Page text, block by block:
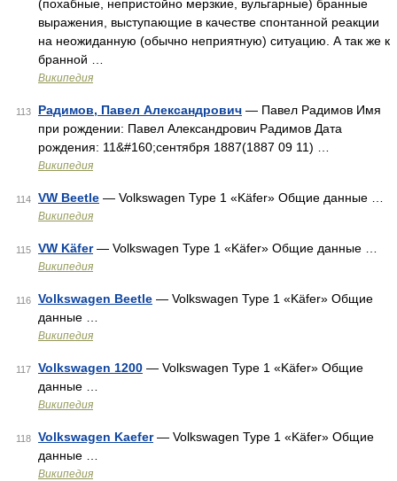
(похабные, непристойно мерзкие, вульгарные) бранные
выражения, выступающие в качестве спонтанной реакции
на неожиданную (обычно неприятную) ситуацию. А так же к
бранной …
Википедия
113 Радимов, Павел Александрович — Павел Радимов Имя
при рождении: Павел Александрович Радимов Дата
рождения: 11&#160;сентября 1887(1887 09 11) …
Википедия
114 VW Beetle — Volkswagen Type 1 «Käfer» Общие данные …
Википедия
115 VW Käfer— Volkswagen Type 1 «Käfer» Общие данные …
Википедия
116 Volkswagen Beetle — Volkswagen Type 1 «Käfer» Общие
данные …
Википедия
117 Volkswagen 1200 — Volkswagen Type 1 «Käfer» Общие
данные …
Википедия
118 Volkswagen Kaefer— Volkswagen Type 1 «Käfer» Общие
данные …
Википедия